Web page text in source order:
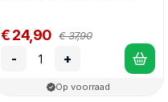
€ 24,90 € 37,90
- +
Op voorraad